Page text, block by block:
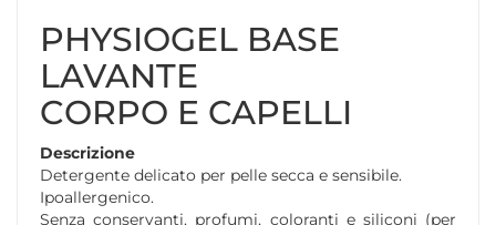
PHYSIOGEL BASE
LAVANTE
CORPO E CAPELLI
Descrizione
Detergente delicato per pelle secca e sensibile.
Ipoallergenico.
Senza conservanti, profumi, coloranti e siliconi (per